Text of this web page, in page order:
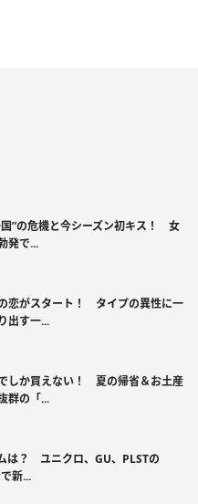
国”の危機と今シーズン初キス！ 女
発で...
恋がスタート！ タイプの異性に一
出す一...
しか買えない！ 夏の帰省＆お土産
群の「...
は？ ユニクロ、GU、PLSTの
新...